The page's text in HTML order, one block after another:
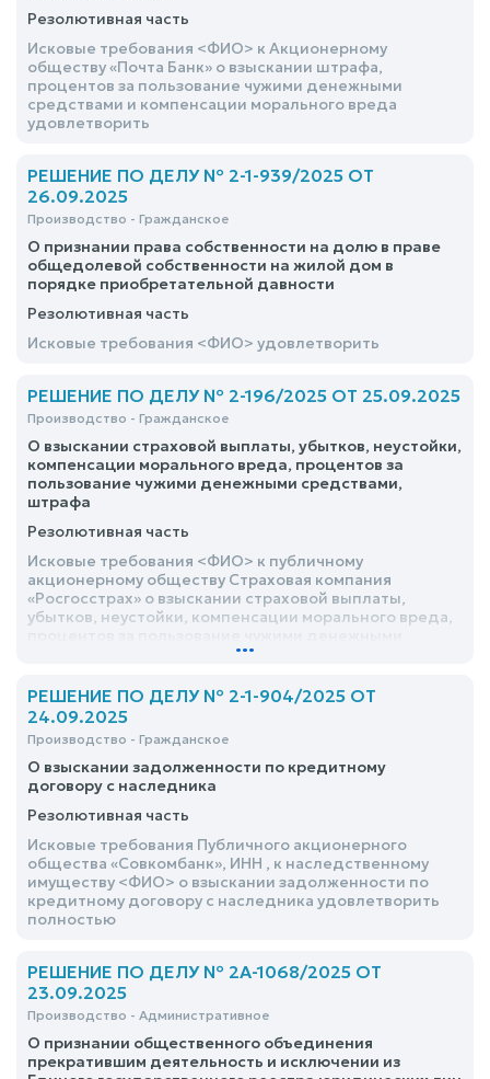
Резолютивная часть
Исковые требования <ФИО> к Акционерному
обществу «Почта Банк» о взыскании штрафа,
процентов за пользование чужими денежными
средствами и компенсации морального вреда
удовлетворить
РЕШЕНИЕ ПО ДЕЛУ № 2-1-939/2025 ОТ
26.09.2025
Производство - Гражданское
О признании права собственности на долю в праве
общедолевой собственности на жилой дом в
порядке приобретательной давности
Резолютивная часть
Исковые требования <ФИО> удовлетворить
РЕШЕНИЕ ПО ДЕЛУ № 2-196/2025 ОТ 25.09.2025
Производство - Гражданское
О взыскании страховой выплаты, убытков, неустойки,
компенсации морального вреда, процентов за
пользование чужими денежными средствами,
штрафа
Резолютивная часть
Исковые требования <ФИО> к публичному
акционерному обществу Страховая компания
«Росгосстрах» о взыскании страховой выплаты,
убытков, неустойки, компенсации морального вреда,
средствами, штрафа удовлетворить частично
...
РЕШЕНИЕ ПО ДЕЛУ № 2-1-904/2025 ОТ
24.09.2025
Производство - Гражданское
О взыскании задолженности по кредитному
договору с наследника
Резолютивная часть
Исковые требования Публичного акционерного
общества «Совкомбанк», ИНН , к наследственному
имуществу <ФИО> о взыскании задолженности по
кредитному договору с наследника удовлетворить
полностью
РЕШЕНИЕ ПО ДЕЛУ № 2А-1068/2025 ОТ
23.09.2025
Производство - Административное
О признании общественного объединения
прекратившим деятельность и исключении из